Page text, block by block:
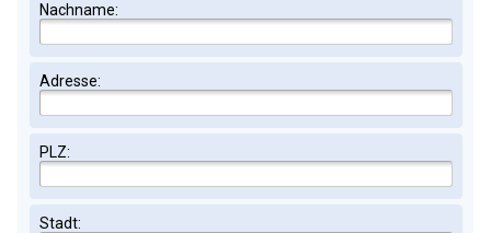
Nachname:
Adresse:
PLZ:
Stadt: